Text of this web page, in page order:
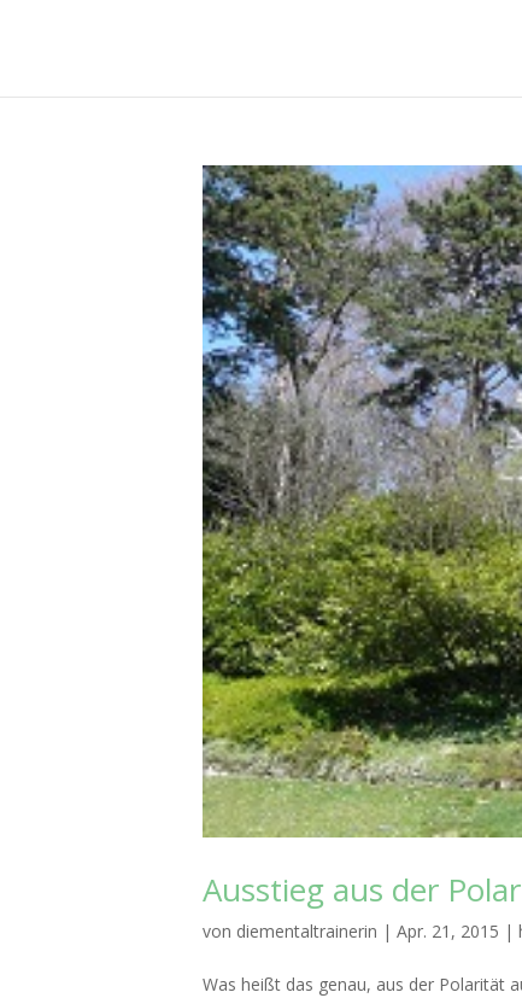
Ausstieg aus der
von diementaltrainerin | Apr. 21, 2015 |
Was heißt das genau, aus der Polarität